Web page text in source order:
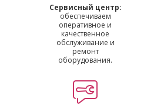
Сервисный центр:
обеспечиваем
оперативное и
качественное
обслуживание и
ремонт
оборудования.